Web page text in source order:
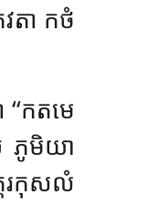
តា កថំ
កតមេ
ភូមិយា
តរកុសលំ